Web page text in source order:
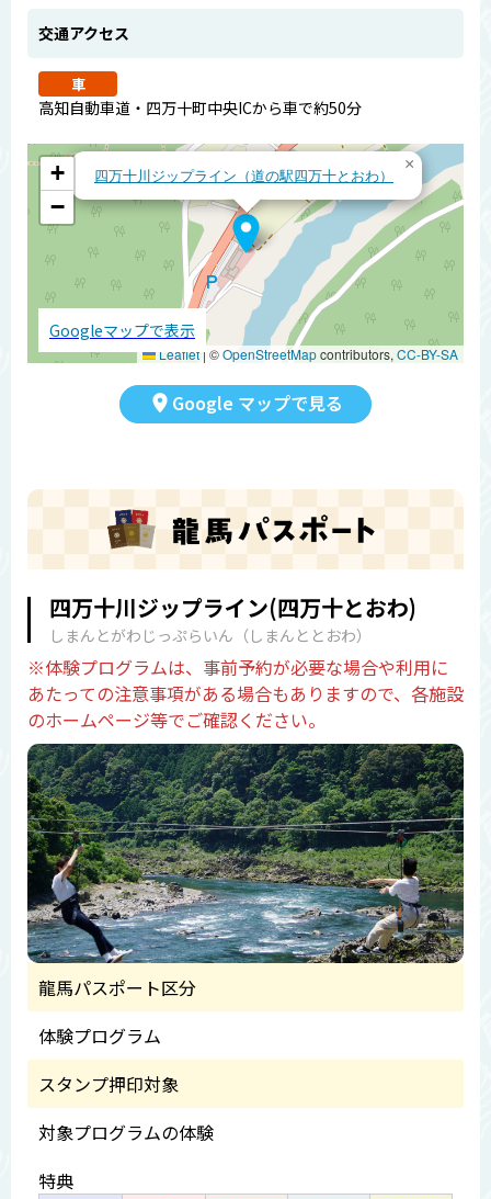
交通アクセス
車
高知自動車道・四万十町中央ICから車で約50分
四万十川ジップライン（道の駅四万十とおわ）
×
+
−
Leaflet | ©OpenStreetMapcontributors, CC-BY-SA
Googleマップで表示
Google マップで見る
四万十川ジップライン(四万十とおわ)
しまんとがわじっぷらいん（しまんととおわ）
※体験プログラムは、事前予約が必要な場合や利用に
あたっての注意事項がある場合もありますので、各施設
のホームページ等でご確認ください。
龍馬パスポート区分
体験プログラム
スタンプ押印対象
対象プログラムの体験
特典